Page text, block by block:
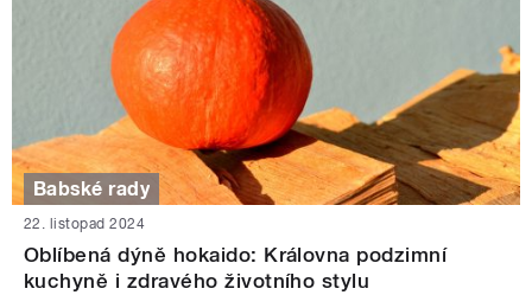
Babské rady
22. listopad 2024
Oblíbená dýně hokaido: Královna podzimní
kuchyně i zdravého životního stylu